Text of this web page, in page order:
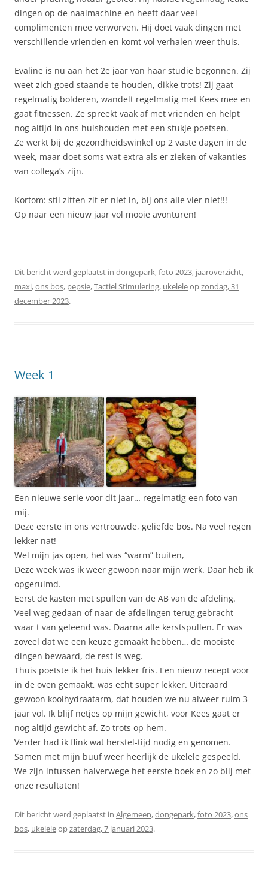
dingen op de naaimachine en heeft daar veel
complimenten mee verworven. Hij doet vaak dingen met
verschillende vrienden en komt vol verhalen weer thuis.
Evaline is nu aan het 2e jaar van haar studie begonnen. Zij
weet zich goed staande te houden, dikke trots! Zij gaat
regelmatig bolderen, wandelt regelmatig met Kees mee en
gaat fitnessen. Ze spreekt vaak af met vrienden en helpt
nog altijd in ons huishouden met een stukje poetsen.
Ze werkt bij de gezondheidswinkel op 2 vaste dagen in de
week, maar doet soms wat extra als er zieken of vakanties
van collega’s zijn.
Kortom: stil zitten zit er niet in, bij ons alle vier niet!!!
Op naar een nieuw jaar vol mooie avonturen!
Dit bericht werd geplaatst in dongepark,foto 2023, jaaroverzicht,
maxi,ons bos, pepsie,Tactiel Stimulering, ukeleleopzondag, 31
december 2023.
Week 1
Een nieuwe serie voor dit jaar… regelmatig een foto van
mij.
Deze eerste in ons vertrouwde, geliefde bos. Na veel regen
lekker nat!
Wel mijn jas open, het was “warm” buiten,
Deze week was ik weer gewoon naar mijn werk. Daar heb ik
opgeruimd.
Eerst de kasten met spullen van de AB van de afdeling.
Veel weg gedaan of naar de afdelingen terug gebracht
waar t van geleend was. Daarna alle kerstspullen. Er was
zoveel dat we een keuze gemaakt hebben… de mooiste
dingen bewaard, de rest is weg.
Thuis poetste ik het huis lekker fris. Een nieuw recept voor
in de oven gemaakt, was echt super lekker. Uiteraard
gewoon koolhydraatarm, dat houden we nu alweer ruim 3
jaar vol. Ik blijf netjes op mijn gewicht, voor Kees gaat er
nog altijd gewicht af. Zo trots op hem.
Verder had ik flink wat herstel-tijd nodig en genomen.
Samen met mijn buuf weer heerlijk de ukelele gespeeld.
We zijn intussen halverwege het eerste boek en zo blij met
onze resultaten!
Dit bericht werd geplaatst in Algemeen,dongepark,foto 2023,ons
bos, ukeleleopzaterdag, 7 januari 2023.